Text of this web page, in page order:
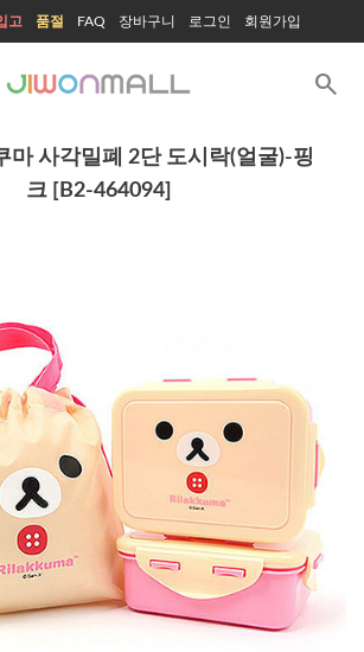
고 품절 FAQ 장바구니 로그인 회원가입
search
마 사각밀폐 2단 도시락(얼굴)-핑
크 [B2-464094]